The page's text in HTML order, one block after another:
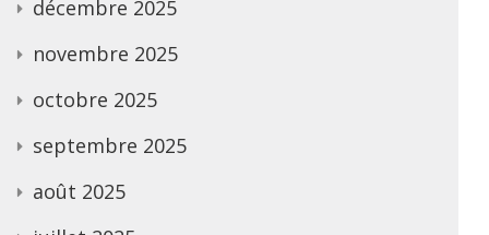
décembre 2025
novembre 2025
octobre 2025
septembre 2025
août 2025